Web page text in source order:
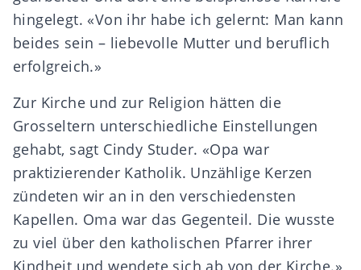
hingelegt. «Von ihr habe ich gelernt: Man kann
beides sein – liebevolle Mutter und beruflich
erfolgreich.»
Zur Kirche und zur Religion hätten die
Grosseltern unterschiedliche Einstellungen
gehabt, sagt Cindy Studer. «Opa war
praktizierender Katholik. Unzählige Kerzen
zündeten wir an in den verschiedensten
Kapellen. Oma war das Gegenteil. Die wusste
zu viel über den katholischen Pfarrer ihrer
Kindheit und wendete sich ab von der Kirche.»